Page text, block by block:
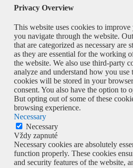
Privacy Overview
This website uses cookies to
you navigate through the website.
that are categorized as necessary are
as they are essential for the working
the website. We also use third-party
analyze and understand how you use
cookies will be stored in your
consent. You also have the option to
But opting out of some of these
browsing experience.
Necessary
Necessary
Vždy zapnuté
Necessary cookies are absolutely
function properly. These cookies
and security features of the website,